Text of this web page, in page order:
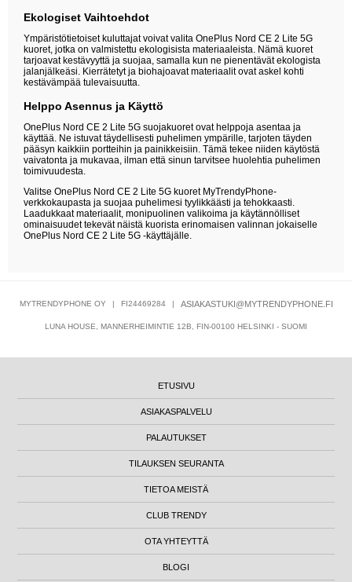
Ekologiset Vaihtoehdot
Ympäristötietoiset kuluttajat voivat valita OnePlus Nord CE 2 Lite 5G
kuoret, jotka on valmistettu ekologisista materiaaleista. Nämä kuoret
tarjoavat kestävyyttä ja suojaa, samalla kun ne pienentävät ekologista
jalanjälkeäsi. Kierrätetyt ja biohajoavat materiaalit ovat askel kohti
kestävämpää tulevaisuutta.
Helppo Asennus ja Käyttö
OnePlus Nord CE 2 Lite 5G suojakuoret ovat helppoja asentaa ja
käyttää. Ne istuvat täydellisesti puhelimen ympärille, tarjoten täyden
pääsyn kaikkiin portteihin ja painikkeisiin. Tämä tekee niiden käytöstä
vaivatonta ja mukavaa, ilman että sinun tarvitsee huolehtia puhelimen
toimivuudesta.
Valitse OnePlus Nord CE 2 Lite 5G kuoret MyTrendyPhone-
verkkokaupasta ja suojaa puhelimesi tyylikkäästi ja tehokkaasti.
Laadukkaat materiaalit, monipuolinen valikoima ja käytännölliset
ominaisuudet tekevät näistä kuorista erinomaisen valinnan jokaiselle
OnePlus Nord CE 2 Lite 5G -käyttäjälle.
MYTRENDYPHONE OY | FI24469284 | ASIAKASTUKI@MYTRENDYPHONE.FI
LUNA HOUSE, MANNERHEIMINTIE 12B, FIN-00100 HELSINKI - SUOMI
ETUSIVU
ASIAKASPALVELU
PALAUTUKSET
TILAUKSEN SEURANTA
TIETOA MEISTÄ
CLUB TRENDY
OTA YHTEYTTÄ
BLOGI